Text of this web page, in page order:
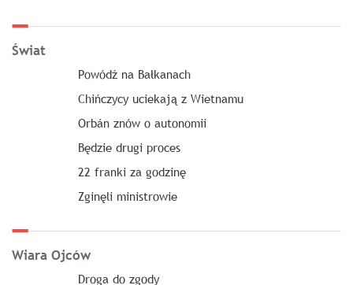
Świat
Powódź na Bałkanach
Chińczycy uciekają z Wietnamu
Orbán znów o autonomii
Będzie drugi proces
22 franki za godzinę
Zginęli ministrowie
Wiara Ojców
Droga do zgody